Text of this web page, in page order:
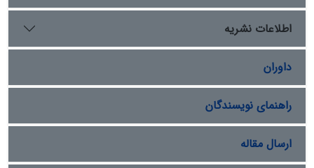
همبستگی منفی معنادار وجود دارد.این امر احتمالاً بیانگر
ترجیح جوامع باستانی برای انتخاب محل سکونت در مناطقی
با شرایط زمین‌ریختی پایدارتر است.در عین حال باید
محدودیت داده‌ها به‌ویژه در نواحیِ با رسوب‌گذاری شدید و
احتمال دفن محوطه‌ها نیز در نظر گرفته شود.ترکیب روش‌های
یادگیری ماشین و تحلیل‌های مکانی ابزاری کارآمد برای
بازسازی الگوهای استقرار گذشته و هدایت پژوهش‌های آینده
فراهم می‌سازد.
اطلاعات نشریه
داوران
راهنمای نویسندگان
ارسال مقاله